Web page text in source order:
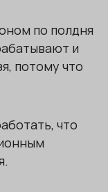
по полдня
и
потому что
что